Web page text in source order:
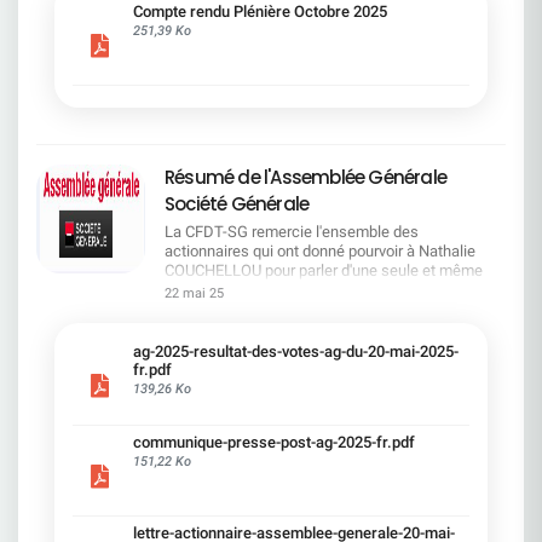
cadre du dialogue social.Bonne lecture !
Compte rendu Plénière Octobre 2025
251,39 Ko
Résumé de l'Assemblée Générale
Société Générale
La CFDT-SG remercie l'ensemble des
actionnaires qui ont donné pourvoir à Nathalie
COUCHELLOU pour parler d'une seule et même
voix.L'assemblée Générale s'est ouverte avec 4
souligné la forte amélioration en 2024 de tous les
facteurs financiers et le premier trimestre 2025
encourageant.Le Directeur Général, Slawomir
solide. Etre une banque simple et intégrée. Etre
une banque efficace. Etre une banque rentable. Le
22 mai 25
ag-2025-resultat-des-votes-ag-du-20-mai-2025-
fr.pdf
139,26 Ko
communique-presse-post-ag-2025-fr.pdf
151,22 Ko
lettre-actionnaire-assemblee-generale-20-mai-